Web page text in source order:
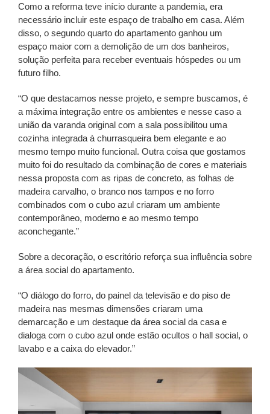
Como a reforma teve início durante a pandemia, era
necessário incluir este espaço de trabalho em casa. Além
disso, o segundo quarto do apartamento ganhou um
espaço maior com a demolição de um dos banheiros,
solução perfeita para receber eventuais hóspedes ou um
futuro filho.
“O que destacamos nesse projeto, e sempre buscamos, é
a máxima integração entre os ambientes e nesse caso a
união da varanda original com a sala possibilitou uma
cozinha integrada à churrasqueira bem elegante e ao
mesmo tempo muito funcional. Outra coisa que gostamos
muito foi do resultado da combinação de cores e materiais
nessa proposta com as ripas de concreto, as folhas de
madeira carvalho, o branco nos tampos e no forro
combinados com o cubo azul criaram um ambiente
contemporâneo, moderno e ao mesmo tempo
aconchegante.”
Sobre a decoração, o escritório reforça sua influência sobre
a área social do apartamento.
“O diálogo do forro, do painel da televisão e do piso de
madeira nas mesmas dimensões criaram uma
demarcação e um destaque da área social da casa e
dialoga com o cubo azul onde estão ocultos o hall social, o
lavabo e a caixa do elevador.”